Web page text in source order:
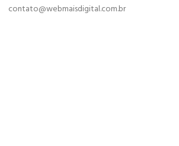
contato@webmaisdigital.com.br